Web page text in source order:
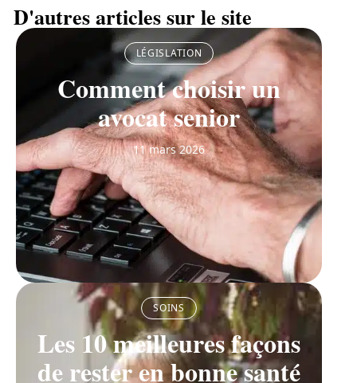
D'autres articles sur le site
LÉGISLATION
Comment choisir un
avocat senior
11 mars 2026
SOINS
Les 10 meilleures façons
de rester en bonne santé